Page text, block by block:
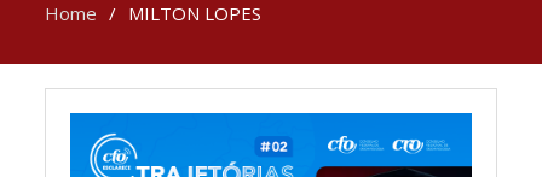
Home MILTON LOPES